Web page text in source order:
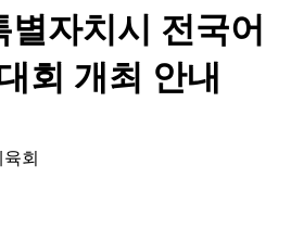
별자치시 전국어
회 개최 안내
회